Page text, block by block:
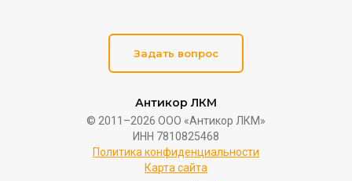
Антикор ЛКМ
© 2011–2026 ООО «Антикор ЛКМ»
ИНН 7810825468
Политика конфиденциальности
Карта сайта
Задать вопрос